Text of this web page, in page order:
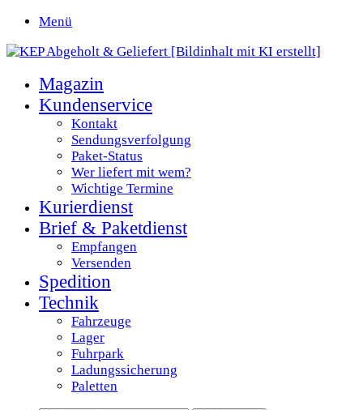
Menü
Magazin
Kundenservice
Kontakt
Sendungsverfolgung
Paket-Status
Wer liefert mit wem?
Wichtige Termine
Kurierdienst
Brief & Paketdienst
Empfangen
Versenden
Spedition
Technik
Fahrzeuge
Lager
Fuhrpark
Ladungssicherung
Paletten